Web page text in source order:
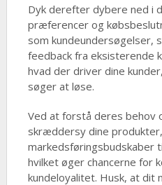
Dyk derefter dybere ned i
præferencer og
som kundeundersøgelser,
feedback fra eksisterende
hvad der driver dine
søger at løse.
Ved at forstå deres behov
skræddersy dine
markedsføringsbudskaber
hvilket øger chancerne for
kundeloyalitet. Husk, at dit